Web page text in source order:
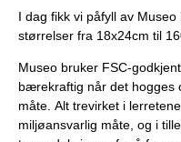
I dag fikk vi påfyll av
størrelser fra 18x24cm til
Museo bruker FSC-
bærekraftig når det hogges
måte. Alt trevirket i
miljøansvarlig måte, og i